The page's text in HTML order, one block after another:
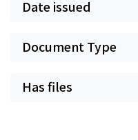
Date issued
Document Type
Has files